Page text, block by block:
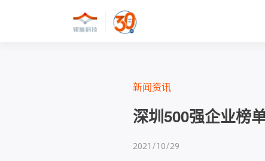
新闻资讯
深圳500强企业榜
2021/10/29